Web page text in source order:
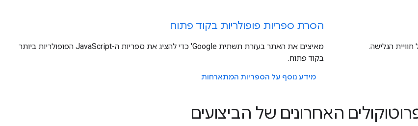
הסרת ספריות פופולריות בקוד פתוח
מאיצים את האתר בעזרת תשתית Google' כדי להציג את ספריות ה-JavaScript הפופולריות ביותר
בקוד פתוח.
מידע נוסף על הספריות המתארחות